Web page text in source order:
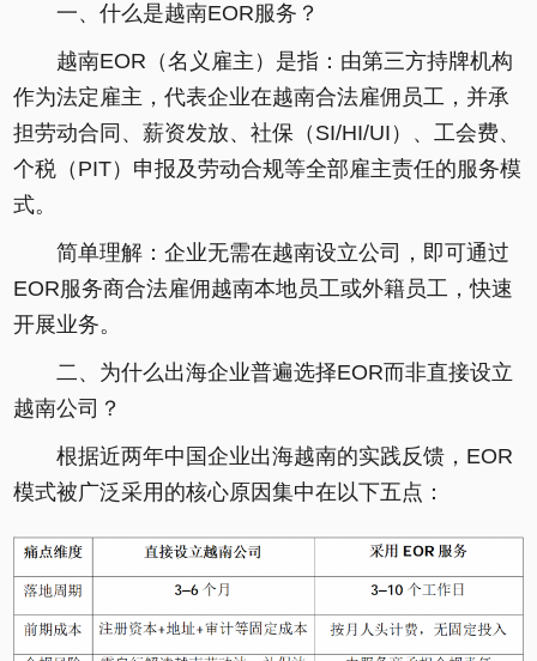
一、什么是越南EOR服务？
越南EOR（名义雇主）是指：由第三方持牌机构
作为法定雇主，代表企业在越南合法雇佣员工，并承
担劳动合同、薪资发放、社保（SI/HI/UI）、工会费、
个税（PIT）申报及劳动合规等全部雇主责任的服务模
式。
简单理解：企业无需在越南设立公司，即可通过
EOR服务商合法雇佣越南本地员工或外籍员工，快速
开展业务。
二、为什么出海企业普遍选择EOR而非直接设立
越南公司？
根据近两年中国企业出海越南的实践反馈，EOR
模式被广泛采用的核心原因集中在以下五点：